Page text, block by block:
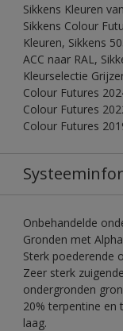
Sikkens Kleuren
Sikkens Colour
Kleuren, Sikkens
ACC naar RAL,
Kleurselectie
Colour Futures
Colour Futures
Colour Futures
Onbehandelde
Gronden met
Sterk poederende
Zeer sterk
ondergronden
20% terpentine en
laag.